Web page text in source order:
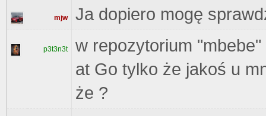
mjw Ja dopiero mogę
p3t3n3t
w repozytorium
at Go tylko że jakoś u
że ?